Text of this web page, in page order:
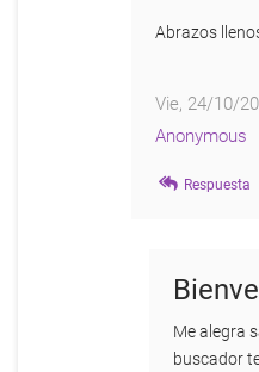
Abrazos
Vie, 24/10/
Anonymous
respuesta
por
Milena
Llop
Respuesta
Me alegra
buscador